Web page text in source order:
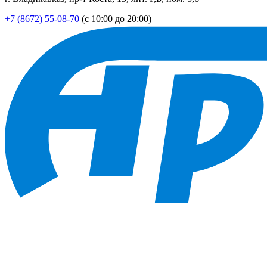
+7 (8672) 55-08-70 (с 10:00 до 20:00)